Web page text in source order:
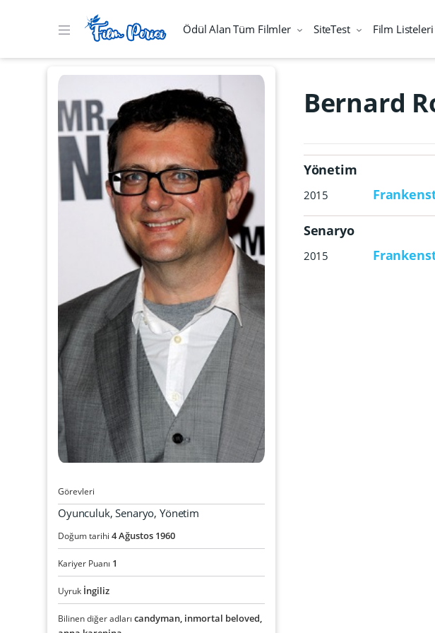
Ödül Alan Tüm Filmler SiteTest Film Listeleri
Görevleri
Oyunculuk, Senaryo, Yönetim
Doğum tarihi 4Ağustos 1960
Kariyer Puanı 1
Uyruk İngiliz
Bilinen diğer adları candyman, inmortal beloved,
Bernard
Yönetim
2015
Senaryo
2015